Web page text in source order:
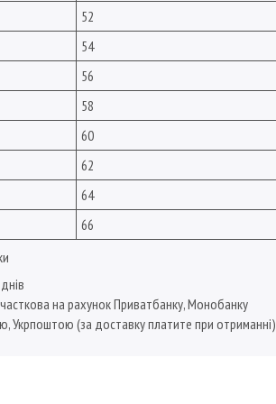
52
54
56
58
60
62
64
66
на рахунок Приватбанку, Монобанку
Укрпоштою (за доставку платите при отриманні)